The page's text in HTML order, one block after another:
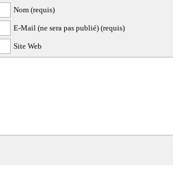
Nom (requis)
E-Mail (ne sera pas publié) (requis)
Site Web